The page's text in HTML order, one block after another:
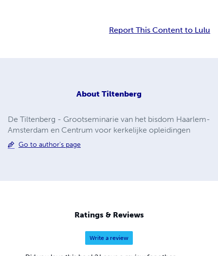
Report This Content to Lulu
About Tiltenberg
De Tiltenberg - Grootseminarie van het bisdom Haarlem-
Amsterdam en Centrum voor kerkelijke opleidingen
Go to author's page
Ratings & Reviews
Write a review